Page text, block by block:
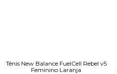
Tênis New Balance FuelCell Rebel v5
Feminino Laranja